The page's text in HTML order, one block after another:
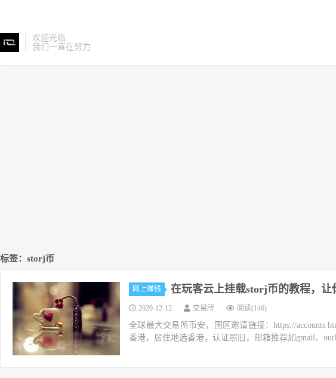
欢迎光临
我们一直在努力
标签：storj币
网上赚钱 在玩客云上挂载storj币的教程，让
2020-12-12 交易所 阅读(146)
全球最大交易所币安，国区邀请链接：https://
香港，居住地选香港，认证照旧，邮箱推荐如gmail、